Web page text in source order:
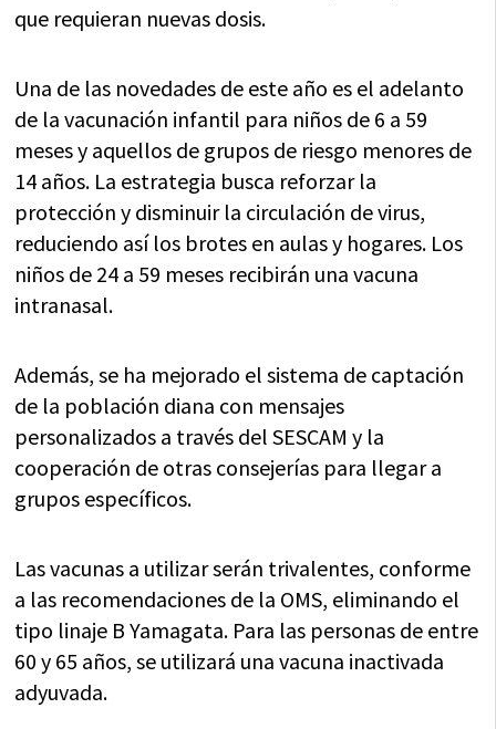
que requieran nuevas dosis.
Una de las novedades de este año es el adelanto
de la vacunación infantil para niños de 6 a 59
meses y aquellos de grupos de riesgo menores de
14 años. La estrategia busca reforzar la
protección y disminuir la circulación de virus,
reduciendo así los brotes en aulas y hogares. Los
niños de 24 a 59 meses recibirán una vacuna
intranasal.
Además, se ha mejorado el sistema de captación
de la población diana con mensajes
personalizados a través del SESCAM y la
cooperación de otras consejerías para llegar a
grupos específicos.
Las vacunas a utilizar serán trivalentes, conforme
a las recomendaciones de la OMS, eliminando el
tipo linaje B Yamagata. Para las personas de entre
60 y 65 años, se utilizará una vacuna inactivada
adyuvada.